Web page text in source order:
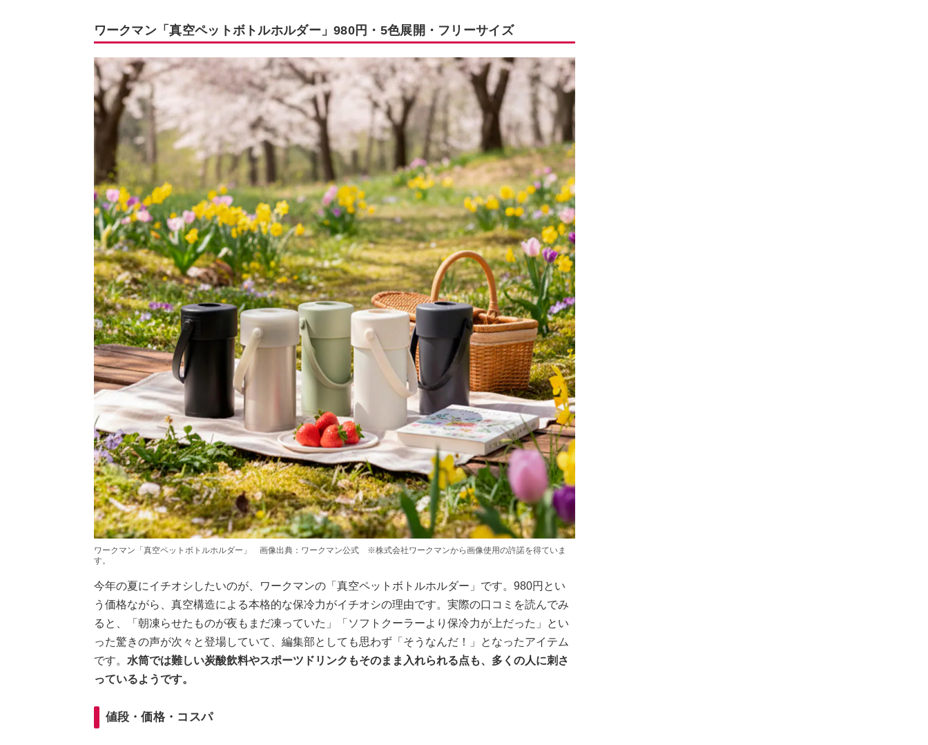
ワークマン「真空ペットボトルホルダー」980円・5色展開・フリーサイズ
ワークマン「真空ペットボトルホルダー」 画像出典：ワークマン公式 ※株式会社ワークマンから画像使用の許諾を得ていま
す。
今年の夏にイチオシしたいのが、ワークマンの「真空ペットボトルホルダー」です。980円とい
う価格ながら、真空構造による本格的な保冷力がイチオシの理由です。実際の口コミを読んでみ
ると、「朝凍らせたものが夜もまだ凍っていた」「ソフトクーラーより保冷力が上だった」とい
った驚きの声が次々と登場していて、編集部としても思わず「そうなんだ！」となったアイテム
です。 水筒では難しい炭酸飲料やスポーツドリンクもそのまま入れられる点も、多くの人に刺さ
っているようです。
値段・価格・コスパ